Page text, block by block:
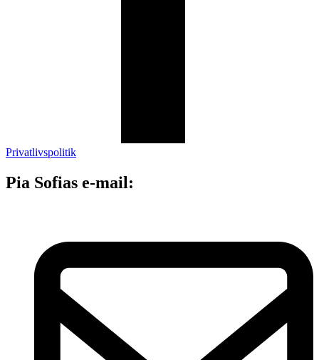
Privatlivspolitik
Pia Sofias e-mail: